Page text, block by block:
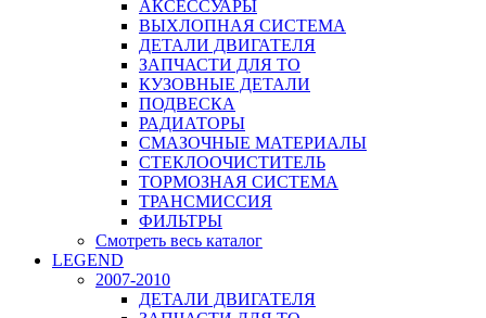
АКСЕССУАРЫ
ВЫХЛОПНАЯ СИСТЕМА
ДЕТАЛИ ДВИГАТЕЛЯ
ЗАПЧАСТИ ДЛЯ ТО
КУЗОВНЫЕ ДЕТАЛИ
ПОДВЕСКА
РАДИАТОРЫ
СМАЗОЧНЫЕ МАТЕРИАЛЫ
СТЕКЛООЧИСТИТЕЛЬ
ТОРМОЗНАЯ СИСТЕМА
ТРАНСМИССИЯ
ФИЛЬТРЫ
Смотреть весь каталог
LEGEND
2007-2010
ДЕТАЛИ ДВИГАТЕЛЯ